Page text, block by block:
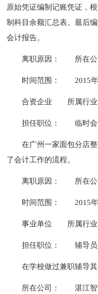
原始凭证编制记账凭证，
制科目余额汇总表。最后
会计报告。
离职原因： 所在公
时间范围： 2015
合资企业 所属行业
担任职位： 临时
在广州一家面包分店
了会计工作的流程。
离职原因： 所在公
时间范围： 2015
事业单位 所属行业
担任职位： 辅导员
在学校做过兼职辅导
所在公司： 湛江